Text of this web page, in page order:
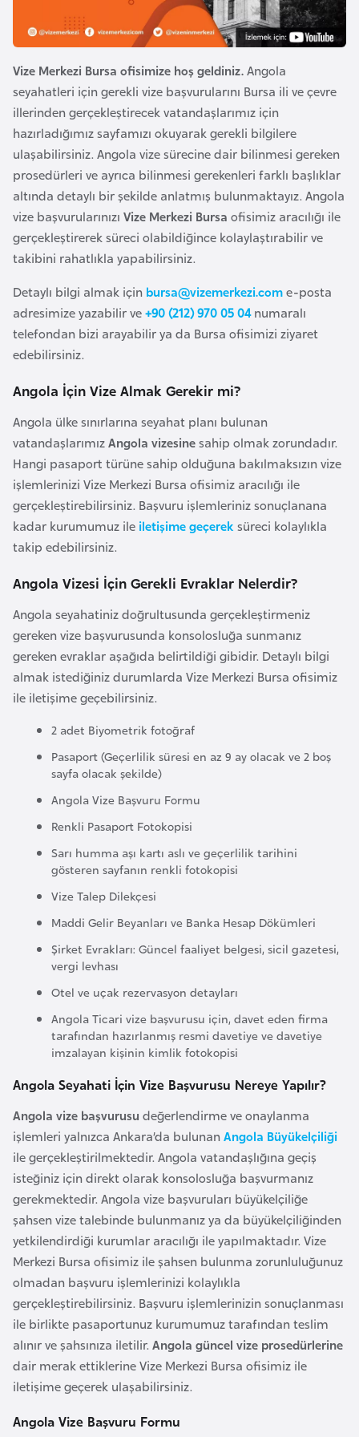
Vize Merkezi Bursa ofisimize hoş geldiniz.Angola
seyahatleri için gerekli vize başvurularını Bursa ili ve çevre
illerinden gerçekleştirecek vatandaşlarımız için
hazırladığımız sayfamızı okuyarak gerekli bilgilere
ulaşabilirsiniz. Angola vize sürecine dair bilinmesi gereken
prosedürleri ve ayrıca bilinmesi gerekenleri farklı başlıklar
altında detaylı bir şekilde anlatmış bulunmaktayız. Angola
vize başvurularınızı Vize Merkezi Bursa ofisimiz aracılığı ile
gerçekleştirerek süreci olabildiğince kolaylaştırabilir ve
takibini rahatlıkla yapabilirsiniz.
Detaylı bilgi almak için bursa@vizemerkezi.come-posta
adresimize yazabilir ve+90 (212) 970 05 04 numaralı
telefondan bizi arayabilir ya da Bursa ofisimizi ziyaret
edebilirsiniz.
Angola İçin Vize Almak Gerekir mi?
Angola ülke sınırlarına seyahat planı bulunan
vatandaşlarımızAngola vizesinesahip olmak zorundadır.
Hangi pasaport türüne sahip olduğuna bakılmaksızın vize
işlemlerinizi Vize Merkezi Bursa ofisimiz aracılığı ile
gerçekleştirebilirsiniz. Başvuru işlemleriniz sonuçlanana
kadar kurumumuz ile iletişime geçerek süreci kolaylıkla
takip edebilirsiniz.
Angola Vizesi İçin Gerekli Evraklar Nelerdir?
Angola seyahatiniz doğrultusunda gerçekleştirmeniz
gereken vize başvurusunda konsolosluğa sunmanız
gereken evraklar aşağıda belirtildiği gibidir. Detaylı bilgi
almak istediğiniz durumlarda Vize Merkezi Bursa ofisimiz
ile iletişime geçebilirsiniz.
2 adet Biyometrik fotoğraf
Pasaport (Geçerlilik süresi en az 9 ay olacak ve 2 boş
sayfa olacak şekilde)
Angola Vize Başvuru Formu
Renkli Pasaport Fotokopisi
Sarı humma aşı kartı aslı ve geçerlilik tarihini
gösteren sayfanın renkli fotokopisi
Vize Talep Dilekçesi
Maddi Gelir Beyanları ve Banka Hesap Dökümleri
Şirket Evrakları: Güncel faaliyet belgesi, sicil gazetesi,
vergi levhası
Otel ve uçak rezervasyon detayları
Angola Ticari vize başvurusu için, davet eden firma
tarafından hazırlanmış resmi davetiye ve davetiye
imzalayan kişinin kimlik fotokopisi
Angola Seyahati İçin Vize Başvurusu Nereye Yapılır?
Angola vize başvurusu değerlendirme ve onaylanma
işlemleri yalnızca Ankara’da bulunanAngola Büyükelçiliği
ile gerçekleştirilmektedir. Angola vatandaşlığına geçiş
isteğiniz için direkt olarak konsolosluğa başvurmanız
gerekmektedir. Angola vize başvuruları büyükelçiliğe
şahsen vize talebinde bulunmanız ya da büyükelçiliğinden
yetkilendirdiği kurumlar aracılığı ile yapılmaktadır. Vize
Merkezi Bursa ofisimiz ile şahsen bulunma zorunluluğunuz
olmadan başvuru işlemlerinizi kolaylıkla
gerçekleştirebilirsiniz. Başvuru işlemlerinizin sonuçlanması
ile birlikte pasaportunuz kurumumuz tarafından teslim
alınır ve şahsınıza iletilir. Angola güncel vize prosedürlerine
dair merak ettiklerine Vize Merkezi Bursa ofisimiz ile
iletişime geçerek ulaşabilirsiniz.
Angola Vize Başvuru Formu
y
B
a
n
g
l
a
d
e
ş
B
e
l
r
u
s
B
e
l
ç
k
a
B
e
n
l
g
a
r
i
s
t
a
n
B
u
r
k
i
a